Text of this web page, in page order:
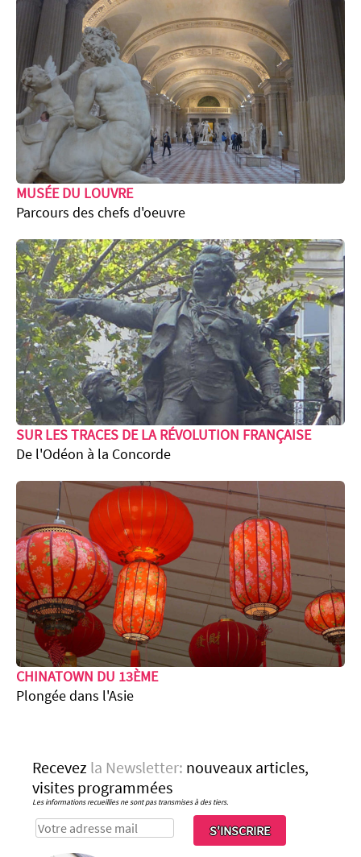
MUSÉE DU LOUVRE
Parcours des chefs d'oeuvre
SUR LES TRACES DE LA RÉVOLUTION FRANÇAISE
De l'Odéon à la Concorde
CHINATOWN DU 13ÈME
Plongée dans l'Asie
Recevez la Newsletter: nouveaux articles,
visites programmées
Les informations recueillies ne sont pas transmises à des tiers.
S'INSCRIRE